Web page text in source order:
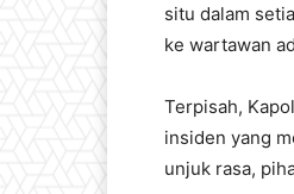
situ dalam
ke wartawan
Terpisah,
insiden yang
unjuk rasa,